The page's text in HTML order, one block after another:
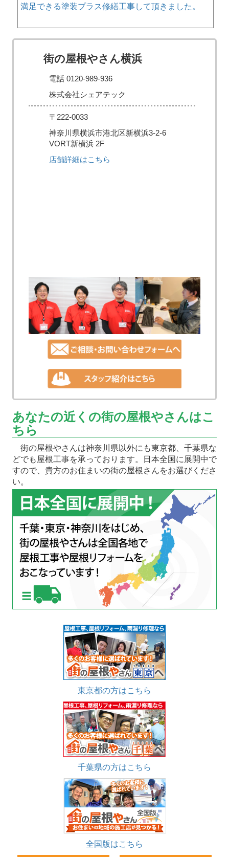
満足できる塗装プラス修繕工事して頂きました。
街の屋根やさん横浜
電話 0120-989-936
株式会社シェアテック
〒222-0033
神奈川県横浜市港北区新横浜3-2-6
VORT新横浜 2F
店舗詳細はこちら
あなたの近くの街の屋根やさんはこ
ちら
街の屋根やさんは神奈川県以外にも東京都、千葉県な
どでも屋根工事を承っております。日本全国に展開中で
すので、貴方のお住まいの街の屋根さんをお選びくださ
い。
東京都の方はこちら
千葉県の方はこちら
全国版はこちら